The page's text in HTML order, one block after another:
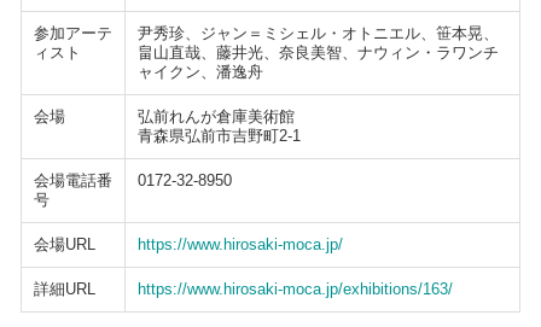
参加アーテ
ィスト
尹秀珍、ジャン＝ミシェル・オトニエル、笹本晃、
畠山直哉、藤井光、奈良美智、ナウィン・ラワンチ
ャイクン、潘逸舟
会場
弘前れんが倉庫美術館
青森県弘前市吉野町2-1
会場電話番
号
0172-32-8950
会場URL https://www.hirosaki-moca.jp/
詳細URL https://www.hirosaki-moca.jp/exhibitions/163/